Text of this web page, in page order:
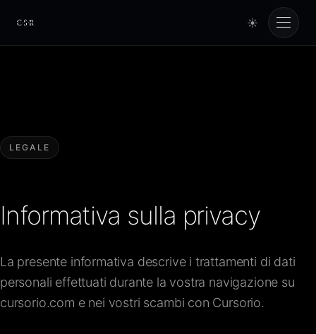
Cursorio
☀
Cursorio Manager
Chi siamo
LEGALE
Informativa sulla privacy
La presente informativa descrive i trattamenti di dati
personali effettuati durante la vostra navigazione su
cursorio.com e nei vostri scambi con Cursorio.